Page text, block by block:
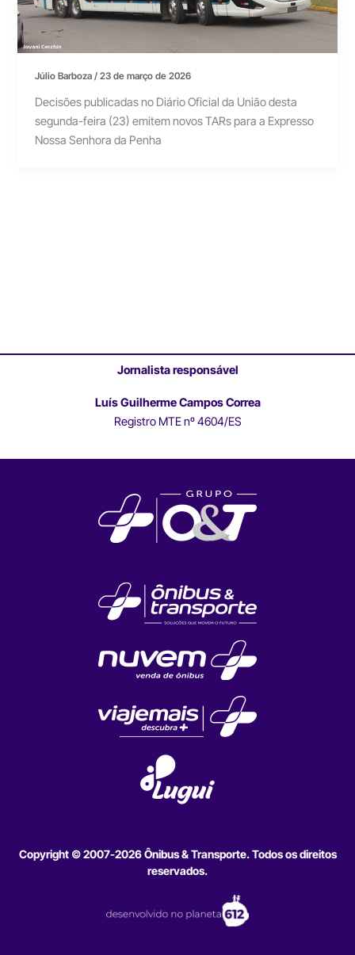
Júlio Barboza/23 de março de 2026
Decisões publicadas no Diário Oficial da União desta
segunda-feira (23) emitem novos TARs para a Expresso
Nossa Senhora da Penha
Jornalista responsável
Luís Guilherme Campos Correa
Registro MTE nº 4604/ES
Copyright © 2007-2026 Ônibus & Transporte. Todos os direitos
reservados.